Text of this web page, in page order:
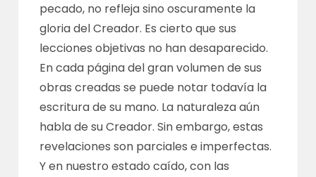
pecado, no refleja sino oscuramente la
gloria del Creador. Es cierto que sus
lecciones objetivas no han desaparecido.
En cada página del gran volumen de sus
obras creadas se puede notar todavía la
escritura de su mano. La naturaleza aún
habla de su Creador. Sin embargo, estas
revelaciones son parciales e imperfectas.
Y en nuestro estado caído, con las